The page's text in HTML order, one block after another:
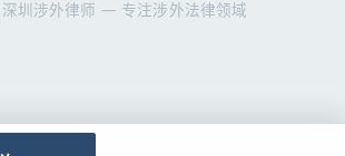
圳涉外律师 — 专注涉外法律领域